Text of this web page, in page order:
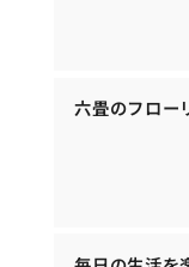
六畳のフロー